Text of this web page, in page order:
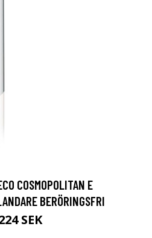
COSMOPOLITAN E
BERÖRINGSFRI
SEK